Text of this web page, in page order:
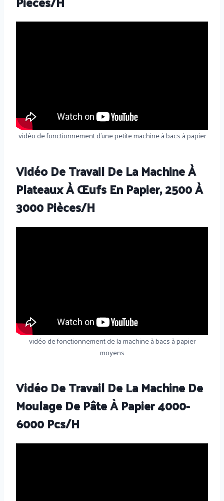
vidéo de fonctionnement d'une petite machine à bacs à papier
Vidéo De Travail De La Machine À
Plateaux À Œufs En Papier, 2500 À
3000 Pièces/h
vidéo de fonctionnement de la machine à bacs à papier
moyens
Vidéo De Travail De La Machine De
Moulage De Pâte À Papier 4000-
6000 Pcs/h